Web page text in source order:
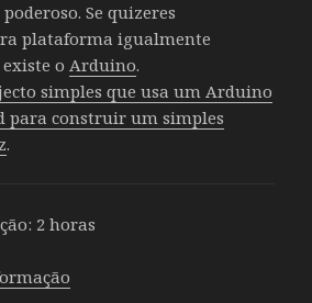
Se quizeres
plataforma igualmente
existe oArduino.
simples que usa um Arduino
para construir um simples
.
2 horas